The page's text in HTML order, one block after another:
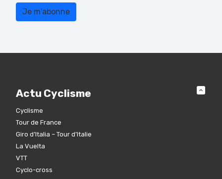
Actu Cyclisme
Cyclisme
Tour de France
Giro d’Italia – Tour d’Italie
La Vuelta
VTT
Cyclo-cross